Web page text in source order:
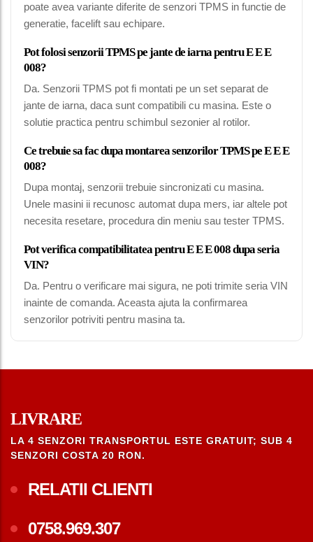
poate avea variante diferite de senzori TPMS in functie de
generatie, facelift sau echipare.
Pot folosi senzorii TPMS pe jante de iarna pentru E E E
008?
Da. Senzorii TPMS pot fi montati pe un set separat de
jante de iarna, daca sunt compatibili cu masina. Este o
solutie practica pentru schimbul sezonier al rotilor.
Ce trebuie sa fac dupa montarea senzorilor TPMS pe E E E
008?
Dupa montaj, senzorii trebuie sincronizati cu masina.
Unele masini ii recunosc automat dupa mers, iar altele pot
necesita resetare, procedura din meniu sau tester TPMS.
Pot verifica compatibilitatea pentru E E E 008 dupa seria
VIN?
Da. Pentru o verificare mai sigura, ne poti trimite seria VIN
inainte de comanda. Aceasta ajuta la confirmarea
senzorilor potriviti pentru masina ta.
LIVRARE
LA 4 SENZORI TRANSPORTUL ESTE GRATUIT; SUB 4
SENZORI COSTA 20 RON.
RELATII CLIENTI
0758.969.307